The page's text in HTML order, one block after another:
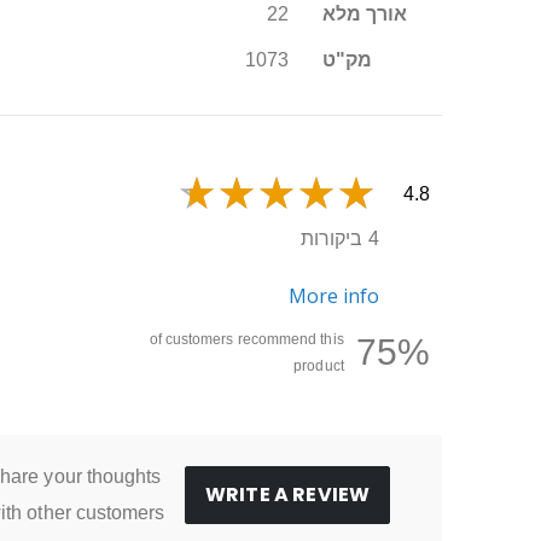
אורך מלא
22
מק"ט 1073
4.8
4 ביקורות
More info
75%
of customers recommend this
product
WRITE A REVIEW
your thoughts
other customers